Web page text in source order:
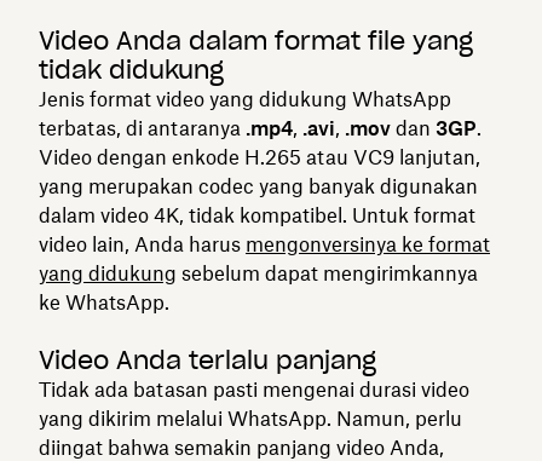
Video Anda dalam format file yang
tidak didukung
Jenis format video yang didukung WhatsApp
terbatas, di antaranya .mp4, .avi, .mov dan 3GP.
Video dengan enkode H.265 atau VC9 lanjutan,
yang merupakan codec yang banyak digunakan
dalam video 4K, tidak kompatibel. Untuk format
video lain, Anda harus mengonversinya ke format
yang didukung sebelum dapat mengirimkannya
ke WhatsApp.
Video Anda terlalu panjang
Tidak ada batasan pasti mengenai durasi video
yang dikirim melalui WhatsApp. Namun, perlu
diingat bahwa semakin panjang video Anda,